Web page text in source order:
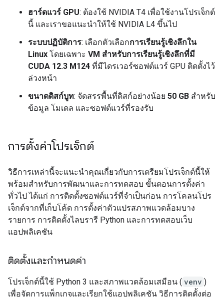
ฮาร์ดแวร์ GPU: ต้องใช้ NVIDIA T4 เพื่อใช้งานโปรเจ็กต์
นี้ และเราขอแนะนำให้ใช้ NVIDIA L4 ขึ้นไป
ระบบปฏิบัติการ: เลือกตัวเลือกการเรียนรู้เชิงลึกใน
Linux โดยเฉพาะ VM สำหรับการเรียนรู้เชิงลึกที่มี
CUDA 12.3 M124 ที่มีไดรเวอร์ซอฟต์แวร์ GPU ติดตั้งไว้
ล่วงหน้า
ขนาดดิสก์บูท: จัดสรรพื้นที่ดิสก์อย่างน้อย 50 GB สำหรับ
ข้อมูล โมเดล และซอฟต์แวร์ที่รองรับ
การตั้งค่าโปรเจ็กต์
วิธีการเหล่านี้จะแนะนำคุณเกี่ยวกับการเตรียมโปรเจ็กต์นี้ให้
พร้อมสําหรับการพัฒนาและการทดสอบ ขั้นตอนการตั้งค่า
ทั่วไป ได้แก่ การติดตั้งซอฟต์แวร์ที่จำเป็นก่อน การโคลนโปร
เจ็กต์จากที่เก็บโค้ด การตั้งค่าตัวแปรสภาพแวดล้อมบาง
รายการ การติดตั้งไลบรารี Python และการทดสอบเว็บ
แอปพลิเคชัน
ติดตั้งและกำหนดค่า
โปรเจ็กต์นี้ใช้ Python 3 และสภาพแวดล้อมเสมือน ( venv )
เพื่อจัดการแพ็กเกจและเรียกใช้แอปพลิเคชัน วิธีการติดตั้งต่อ